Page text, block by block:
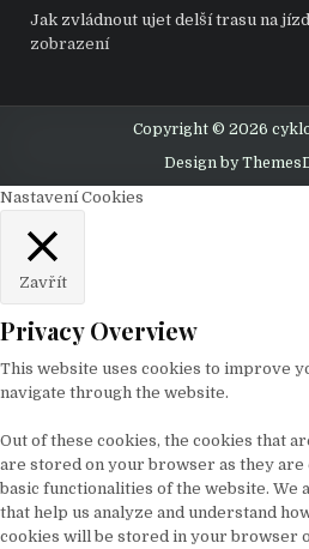
Jak zvládnout ujet delší trasu na
zobrazení
Copyright © 2026
Design by
Nastavení Cookies
Zavřít
Privacy Overview
This website uses cookies to improve
navigate through the website.
Out of these cookies, the cookies that
are stored on your browser as they
basic functionalities of the website. We
that help us analyze and understand
cookies will be stored in your browser